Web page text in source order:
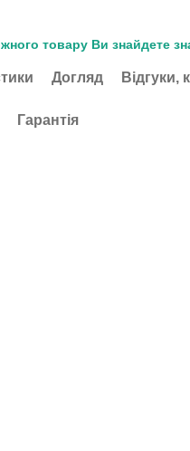
товару Ви знайдете
Догляд Відгуки,
Гарантія